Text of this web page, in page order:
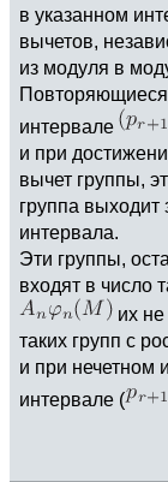
в указанном
вычетов,
из модуля в
Повторяющиеся
интервале
и при
вычет группы,
группа выходит
интервала.
Эти группы,
входят в число
их
таких групп с
и при нечетном
интервале (